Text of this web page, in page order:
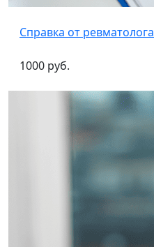
Справка от ревматолога
1000 руб.